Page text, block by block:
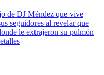
de DJ Méndez que vive
seguidores al revelar que
le extrajeron su pulmón